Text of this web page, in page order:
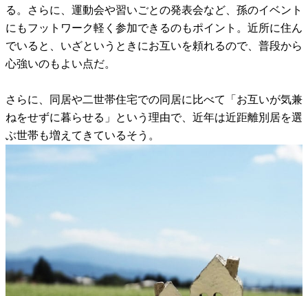
る。さらに、運動会や習いごとの発表会など、孫のイベント
にもフットワーク軽く参加できるのもポイント。近所に住ん
でいると、いざというときにお互いを頼れるので、普段から
心強いのもよい点だ。
さらに、同居や二世帯住宅での同居に比べて「お互いが気兼
ねをせずに暮らせる」という理由で、近年は近距離別居を選
ぶ世帯も増えてきているそう。